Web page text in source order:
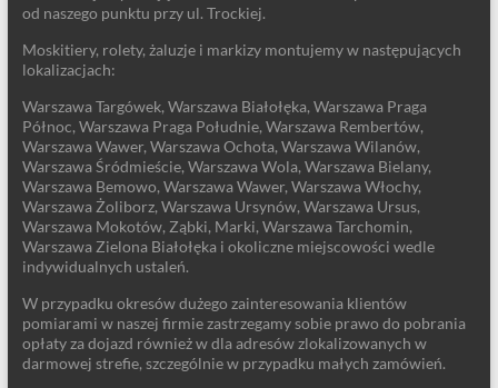
od naszego punktu przy ul. Trockiej.
Moskitiery, rolety, żaluzje i markizy montujemy w następujących
lokalizacjach:
Warszawa Targówek, Warszawa Białołęka, Warszawa Praga
Północ, Warszawa Praga Południe, Warszawa Rembertów,
Warszawa Wawer, Warszawa Ochota, Warszawa Wilanów,
Warszawa Śródmieście, Warszawa Wola, Warszawa Bielany,
Warszawa Bemowo, Warszawa Wawer, Warszawa Włochy,
Warszawa Żoliborz, Warszawa Ursynów, Warszawa Ursus,
Warszawa Mokotów, Ząbki, Marki, Warszawa Tarchomin,
Warszawa Zielona Białołęka i okoliczne miejscowości wedle
indywidualnych ustaleń.
W przypadku okresów dużego zainteresowania klientów
pomiarami w naszej firmie zastrzegamy sobie prawo do pobrania
opłaty za dojazd również w dla adresów zlokalizowanych w
darmowej strefie, szczególnie w przypadku małych zamówień.